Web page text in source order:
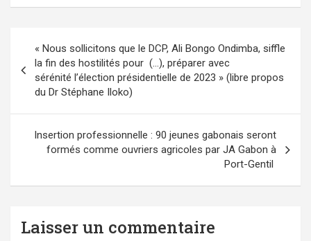
l’article
« Nous sollicitons que le DCP, Ali Bongo Ondimba, siffle
la fin des hostilités pour (…), préparer avec
sérénité l’élection présidentielle de 2023 » (libre propos
du Dr Stéphane Iloko)
Insertion professionnelle : 90 jeunes gabonais seront
formés comme ouvriers agricoles par JA Gabon à
Port-Gentil
Laisser un commentaire